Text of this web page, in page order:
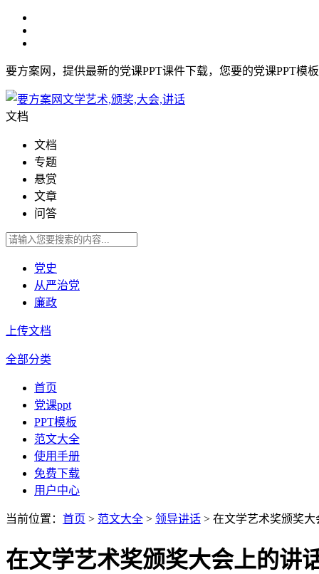
要方案网，提供最新的党课PPT课件下载，您要的党课PPT模
文档
文档
专题
悬赏
文章
问答
党史
从严治党
廉政
上传文档
全部分类
首页
党课ppt
PPT模板
范文大全
使用手册
免费下载
用户中心
当前位置： 首页 > 范文大全 > 领导讲话 > 在文学艺术奖颁奖大
在文学艺术奖颁奖大会上的讲